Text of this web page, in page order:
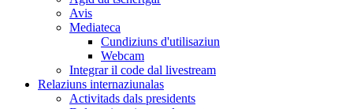
Avis
Mediateca
Cundiziuns d'utilisaziun
Webcam
Integrar il code dal livestream
Relaziuns internaziunalas
Activitads dals presidents